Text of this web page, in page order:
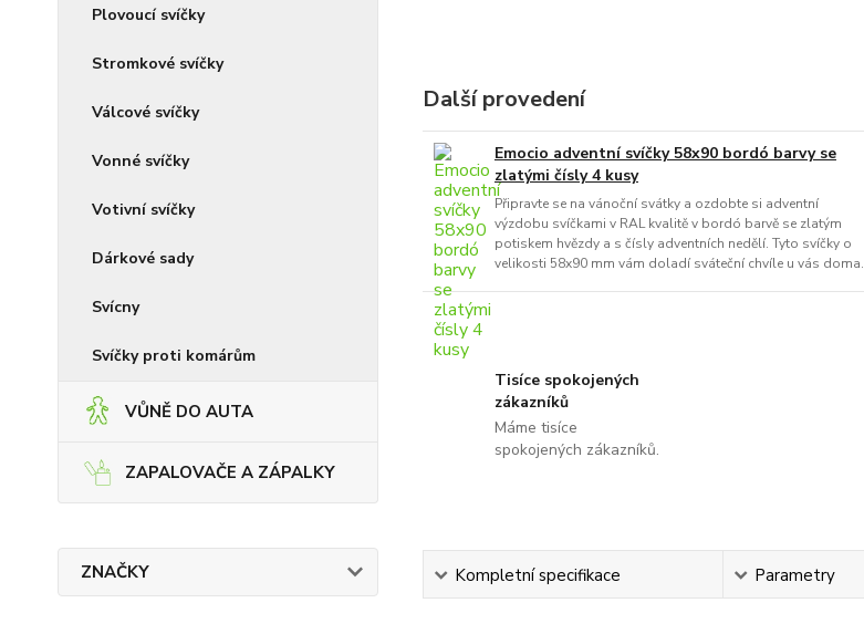
Plovoucí svíčky
Stromkové svíčky
Válcové svíčky
Vonné svíčky
Votivní svíčky
Dárkové sady
Svícny
Svíčky proti komárům
VŮNĚ DO AUTA
ZAPALOVAČE A ZÁPALKY
ZNAČKY
Další provedení
Emocio adventní svíčky 58x90 bordó barvy se
zlatými čísly 4 kusy
Připravte se na vánoční svátky a ozdobte si adventní
výzdobu svíčkami v RAL kvalitě v bordó barvě se zlatým
potiskem hvězdy a s čísly adventních nedělí. Tyto svíčky o
velikosti 58x90 mm vám doladí sváteční chvíle u vás doma.
Tisíce spokojených
zákazníků
Máme tisíce
spokojených zákazníků.
Kompletní specifikace Parametry